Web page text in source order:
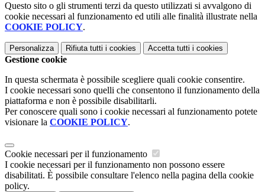
Questo sito o gli strumenti terzi da questo utilizzati si avvalgono di
cookie necessari al funzionamento ed utili alle finalità illustrate nella
COOKIE POLICY.
Personalizza Rifiuta tutti i cookies Accetta tutti i cookies
Gestione cookie
In questa schermata è possibile scegliere quali cookie consentire.
I cookie necessari sono quelli che consentono il funzionamento della
piattaforma e non è possibile disabilitarli.
Per conoscere quali sono i cookie necessari al funzionamento potete
visionare la COOKIE POLICY.
Cookie necessari per il funzionamento
I cookie necessari per il funzionamento non possono essere
disabilitati. È possibile consultare l'elenco nella pagina della cookie
policy.